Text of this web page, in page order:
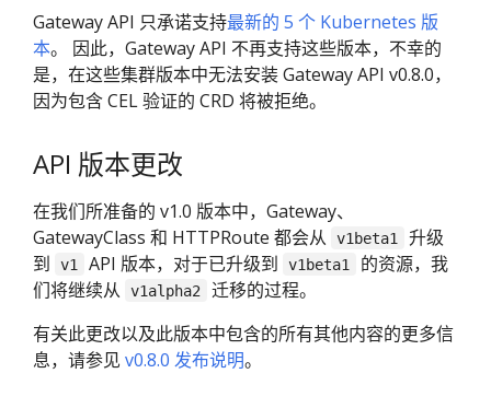
Gateway API 只承诺支持最新的 5 个 Kubernetes 版
本。 因此，Gateway API 不再支持这些版本，不幸的
是，在这些集群版本中无法安装 Gateway API v0.8.0，
因为包含 CEL 验证的 CRD 将被拒绝。
API 版本更改
在我们所准备的 v1.0 版本中，Gateway、
GatewayClass 和 HTTPRoute 都会从
v1beta1
升级
到
v1 API 版本，对于已升级到 v1beta1
的资源，我
们将继续从
v1alpha2
迁移的过程。
有关此更改以及此版本中包含的所有其他内容的更多信
息，请参见 v0.8.0 发布说明。